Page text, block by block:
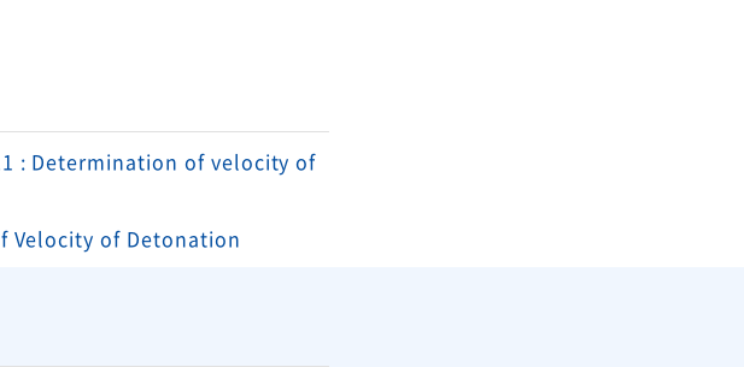
: Determination of velocity of
Velocity of Detonation